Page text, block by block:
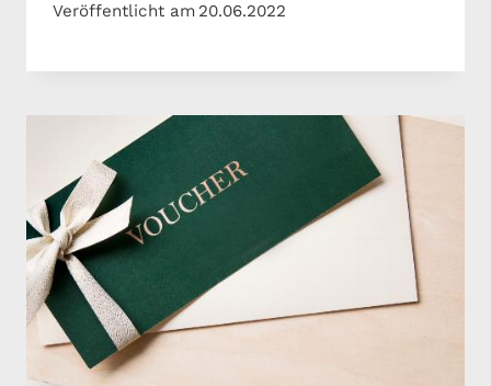
Veröffentlicht am 20.06.2022